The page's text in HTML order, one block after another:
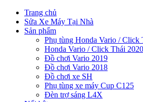
Trang chủ
Sửa Xe Máy Tại Nhà
Sản phẩm
Phụ tùng Honda Vario / Click
Honda Vario / Click Thái
Đồ chơi Vario 2019
Đồ chơi Vario 2018
Đồ chơi xe SH
Phụ tùng xe máy Cup C125
Đèn trợ sáng L4X